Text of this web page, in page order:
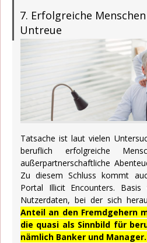
7. Erfolgreiche
Untreue
Tatsache ist laut vielen
beruflich erfolgreiche
außerpartnerschaftliche
Zu diesem Schluss kommt
Portal Illicit Encounters.
Nutzerdaten, bei der sich
Anteil an den Fremdgehern
die quasi als Sinnbild für
nämlich Banker und Manager.